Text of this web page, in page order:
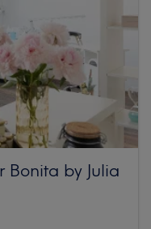
Bonita by Julia